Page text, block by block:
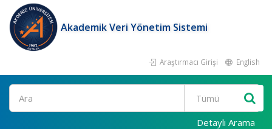
Akademik Veri Yönetim Sistemi
Araştırmacı Girişi English
Ara
Detaylı Arama